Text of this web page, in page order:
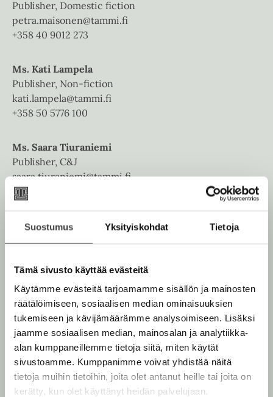
Suostumus Yksityiskohdat Tietoja
Tämä sivusto käyttää evästeitä
Käytämme evästeitä tarjoamamme sisällön ja mainosten
räätälöimiseen, sosiaalisen median ominaisuuksien
tukemiseen ja kävijämäärämme analysoimiseen. Lisäksi
jaamme sosiaalisen median, mainosalan ja analytiikka-
alan kumppaneillemme tietoja siitä, miten käytät
sivustoamme. Kumppanimme voivat yhdistää näitä
tietoja muihin tietoihin, joita olet antanut heille tai joita on
kerätty, kun olet käyttänyt heidän palvelujaan.
Publisher, Domestic fiction
petra.maisonen@tammi.fi
+358 40 9012 273
Ms. Kati Lampela
Publisher, Non-fiction
kati.lampela@tammi.fi
+358 50 5776 100
Ms. Saara Tiuraniemi
Publisher, C&J
saara.tiuraniemi@tammi.fi
+358 400 873 335
Bonnier Rights
Bonnier Rights is a literary agency that sells foreign-
language publishing rights to high-quality Finnish
fiction, children’s books, YA, and illustrated and
narrative non-fiction. Bonnier Rights Finland
represents selected authors and illustrators who work
with the publishers that make up Werner Söderström
Ltd, a subsidiary of the international media house
Bonnier. Bonnier Rights also represents film rights on